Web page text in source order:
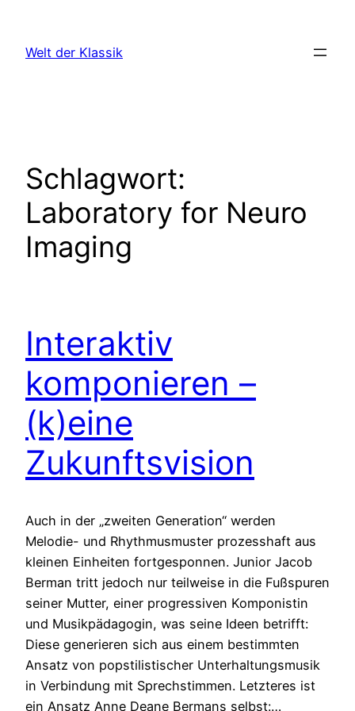
springen
Welt der Klassik
Schlagwort:
Laboratory for Neuro
Imaging
Interaktiv
komponieren –
(k)eine
Zukunftsvision
Auch in der „zweiten Generation“ werden
Melodie- und Rhythmusmuster prozesshaft aus
kleinen Einheiten fortgesponnen. Junior Jacob
Berman tritt jedoch nur teilweise in die Fußspuren
seiner Mutter, einer progressiven Komponistin
und Musikpädagogin, was seine Ideen betrifft:
Diese generieren sich aus einem bestimmten
Ansatz von popstilistischer Unterhaltungsmusik
in Verbindung mit Sprechstimmen. Letzteres ist
ein Ansatz Anne Deane Bermans selbst:…